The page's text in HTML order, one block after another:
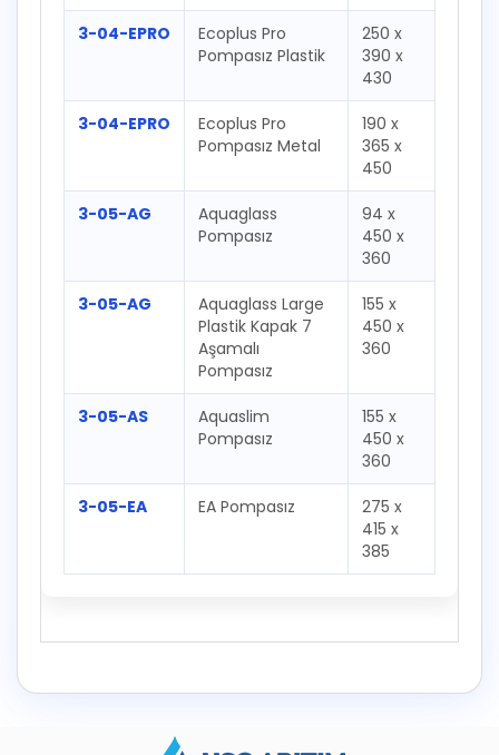
3-04-EPRO
Ecoplus Pro
Pompasız Plastik
250 x
390 x
430
3-04-EPRO
Ecoplus Pro
Pompasız Metal
190 x
365 x
450
3-05-AG
Aquaglass
Pompasız
94 x
450 x
360
3-05-AG
Aquaglass Large
Plastik Kapak 7
Aşamalı
Pompasız
155 x
450 x
360
3-05-AS
Aquaslim
Pompasız
155 x
450 x
360
3-05-EA EA Pompasız
275 x
415 x
385